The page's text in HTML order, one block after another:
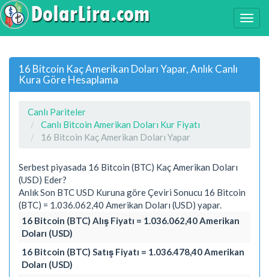
16 Bitcoin Kaç Amerikan Doları Yapar, Anlık Canlı
Kura Göre Hesaplama
Canlı Pariteler
Canlı Bitcoin Amerikan Doları Kur Fiyatı
16 Bitcoin Kaç Amerikan Doları Yapar
Serbest piyasada 16 Bitcoin (BTC) Kaç Amerikan Doları
(USD) Eder?
Anlık Son BTC USD Kuruna göre Çeviri Sonucu 16 Bitcoin
(BTC) = 1.036.062,40 Amerikan Doları (USD) yapar.
16 Bitcoin (BTC) Alış Fiyatı = 1.036.062,40 Amerikan
Doları (USD)
16 Bitcoin (BTC) Satış Fiyatı = 1.036.478,40 Amerikan
Doları (USD)